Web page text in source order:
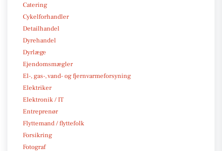
Catering
Cykelforhandler
Detailhandel
Dyrehandel
Dyrlæge
Ejendomsmægler
El-, gas-, vand- og fjernvarmeforsyning
Elektriker
Elektronik / IT
Entreprenør
Flyttemand / flyttefolk
Forsikring
Fotograf